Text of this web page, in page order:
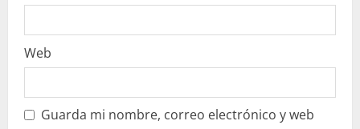
Web
Guarda mi nombre, correo electrónico y web